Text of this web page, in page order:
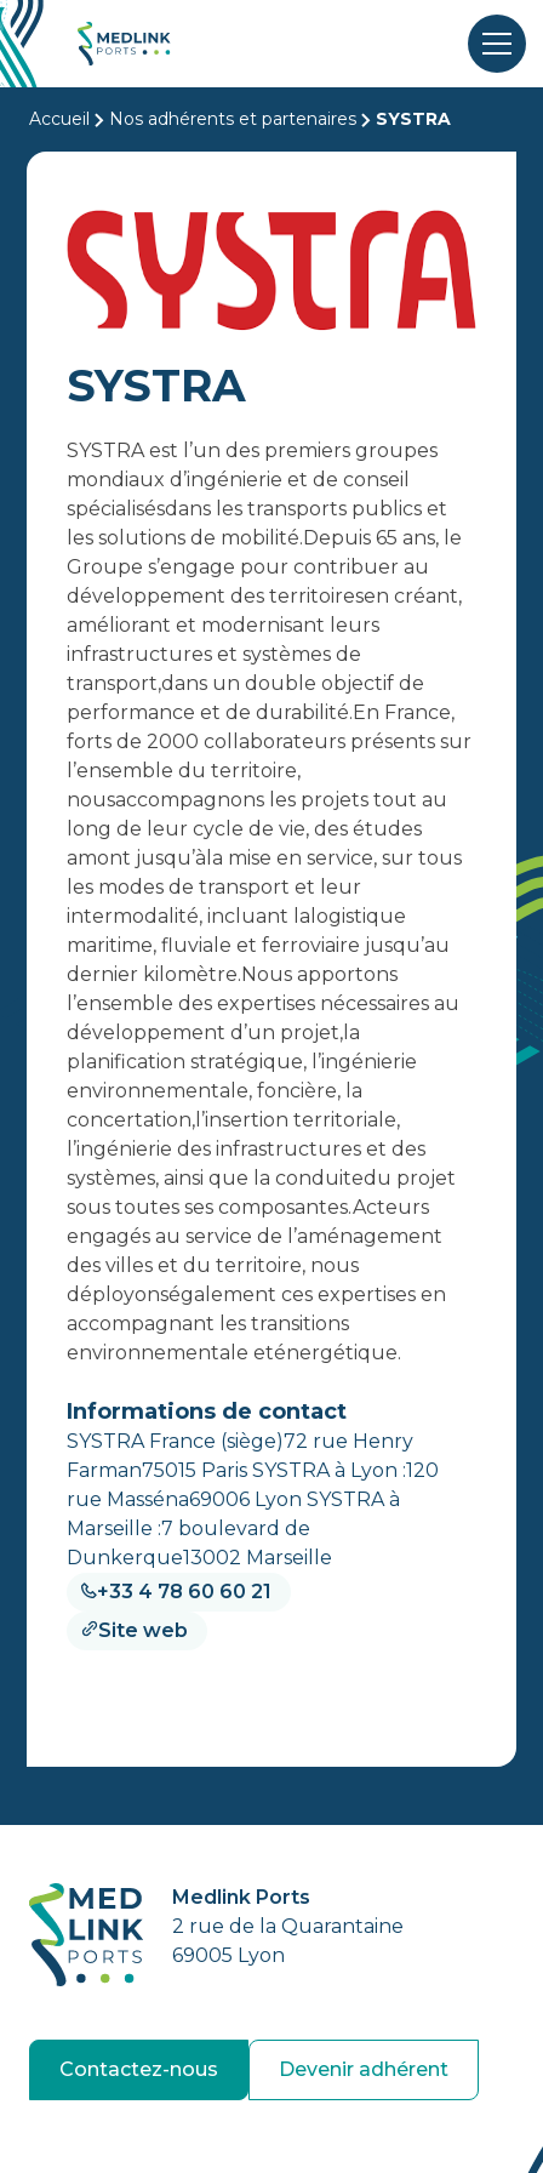
Accueil Nos adhérents et partenaires SYSTRA
SYSTRA
SYSTRA est l’un des premiers groupes
mondiaux d’ingénierie et de conseil
spécialisésdans les transports publics et
les solutions de mobilité.Depuis 65 ans, le
Groupe s’engage pour contribuer au
développement des territoiresen créant,
améliorant et modernisant leurs
infrastructures et systèmes de
transport,dans un double objectif de
performance et de durabilité.En France,
forts de 2000 collaborateurs présents sur
l’ensemble du territoire,
nousaccompagnons les projets tout au
long de leur cycle de vie, des études
amont jusqu’àla mise en service, sur tous
les modes de transport et leur
intermodalité, incluant lalogistique
maritime, fluviale et ferroviaire jusqu’au
dernier kilomètre.Nous apportons
l’ensemble des expertises nécessaires au
développement d’un projet,la
planification stratégique, l’ingénierie
environnementale, foncière, la
concertation,l’insertion territoriale,
l’ingénierie des infrastructures et des
systèmes, ainsi que la conduitedu projet
sous toutes ses composantes.Acteurs
engagés au service de l’aménagement
des villes et du territoire, nous
déployonségalement ces expertises en
accompagnant les transitions
environnementale eténergétique.
Informations de contact
SYSTRA France (siège)72 rue Henry
Farman75015 Paris SYSTRA à Lyon :120
rue Masséna69006 Lyon SYSTRA à
Marseille :7 boulevard de
Dunkerque13002 Marseille
+33 4 78 60 60 21
Site web
Medlink Ports
2 rue de la Quarantaine
69005 Lyon
Contactez-nous Devenir adhérent